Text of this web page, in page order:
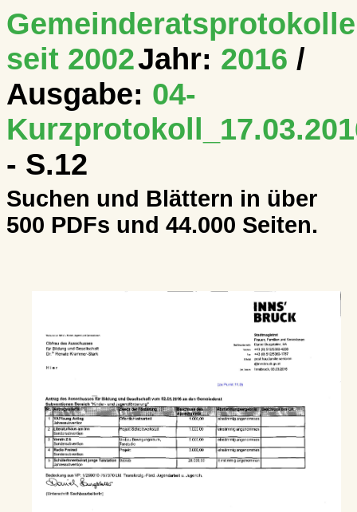
Gemeinderatsprotokolle
seit 2002Jahr: 2016 /
Ausgabe: 04-
- S.12
Suchen und Blättern in über
500 PDFs und 44.000 Seiten.